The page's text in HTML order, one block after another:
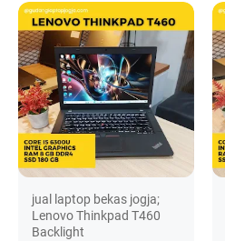
jual laptop bekas jogja;
Lenovo Thinkpad T460
Backlight